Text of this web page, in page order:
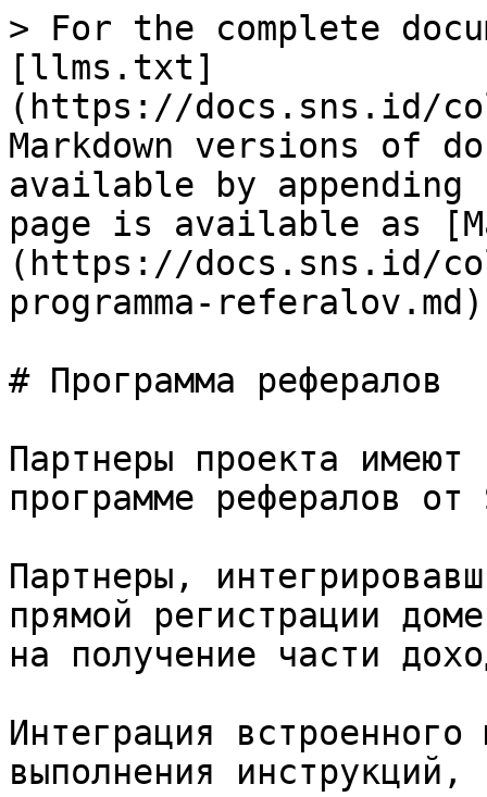
> For the complete
[llms.txt]
(https://docs.sns.id/
Markdown versions of
available by
page is available as
(https://docs.sns.id/
programma-
# Программа рефералов
Партнеры проекта имеют
программе рефералов
Партнеры,
прямой регистрации
на получение части
Интеграция встроенного
выполнения